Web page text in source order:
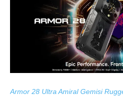
Armor 28 Ultra Amiral Gemisi